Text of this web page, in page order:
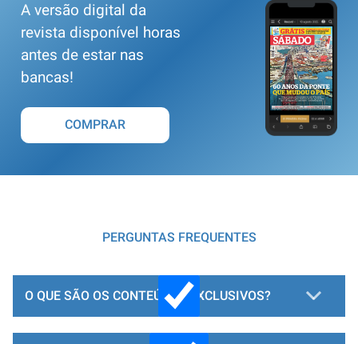
A versão digital da
revista disponível horas
antes de estar nas
bancas!
COMPRAR
PERGUNTAS FREQUENTES
O QUE SÃO OS CONTEÚDOS EXCLUSIVOS?